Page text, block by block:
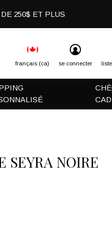
français (ca) se connecter
250$ ET PLUS
SEYRA NOIRE